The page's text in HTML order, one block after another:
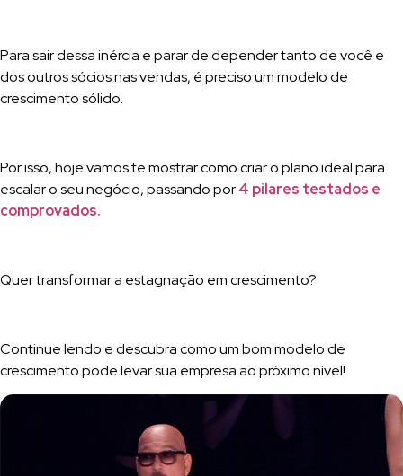
Para sair dessa inércia e parar de depender tanto de você e
dos outros sócios nas vendas, é preciso um modelo de
crescimento sólido.
Por isso, hoje vamos te mostrar como criar o plano ideal para
escalar o seu negócio, passando por4 pilares testados e
comprovados.
Quer transformar a estagnação em crescimento?
Continue lendo e descubra como um bom modelo de
crescimento pode levar sua empresa ao próximo nível!